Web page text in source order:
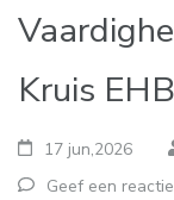
Kruis
17 jun,2026
Geef een reactie